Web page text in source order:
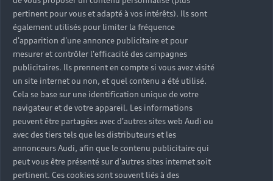
pertinent pour vous et adapté à vos intérêts). Ils sont
également utilisés pour limiter la fréquence
d'apparition d'une annonce publicitaire et pour
mesurer et contrôler l'efficacité des campagnes
publicitaires. Ils prennent en compte si vous avez visité
un site internet ou non, et quel contenu a été utilisé.
Cela se base sur une identification unique de votre
navigateur et de votre appareil. Les informations
peuvent être partagées avec d'autres sites web Audi ou
avec des tiers tels que les distributeurs et les
annonceurs Audi, afin que le contenu publicitaire qui
peut vous être présenté sur d'autres sites internet soit
pertinent. Ces cookies sont souvent liés à des